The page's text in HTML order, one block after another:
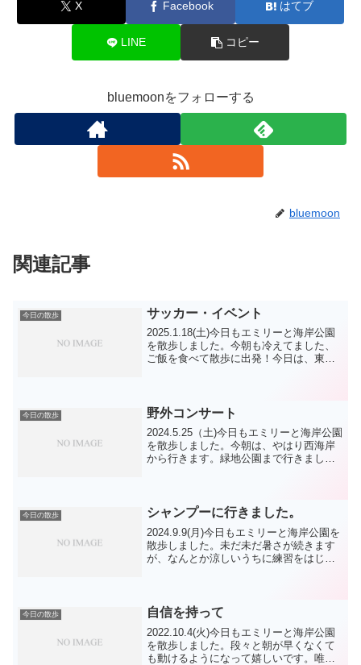
X Facebook はてブ
LINE コピー
bluemoonをフォローする
bluemoon
関連記事
今日の散歩 サッカー・イベント
2025.1.18(土)今日もエミリーと海岸公園
を散歩しました。今朝も冷えてました、
ご飯を食べて散歩に出発！今日は、東海
キーです。西...
今日の散歩 野外コンサート
2024.5.25（土)今日もエミリーと海岸公園
を散歩しました。今朝は、やはり西海岸
から行きます。緑地公園まで行きまし
ね。今日は朝から...
今日の散歩 シャンプーに行きました。
2024.9.9(月)今日もエミリーと海岸公園を
散歩しました。未だ未だ暑さが続きます
が、なんとか涼しいうちに練習をはじめ
フランちゃ...
今日の散歩 自信を持って
2022.10.4(火)今日もエミリーと海岸公園
を散歩しました。段々と朝が早くなくて
も動けるようになって嬉しいです。唯